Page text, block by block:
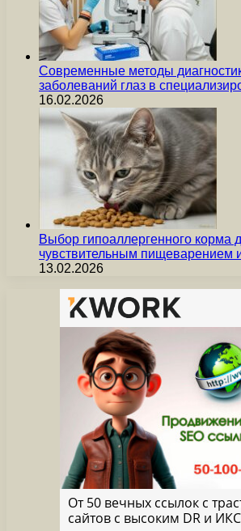
Современные методы
заболеваний глаз в
16.02.2026
Выбор гипоаллергенного корма
чувствительным
13.02.2026